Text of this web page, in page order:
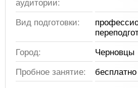
Вид подготовки:
Город:
Черновцы
Пробное занятие:
бесплатно